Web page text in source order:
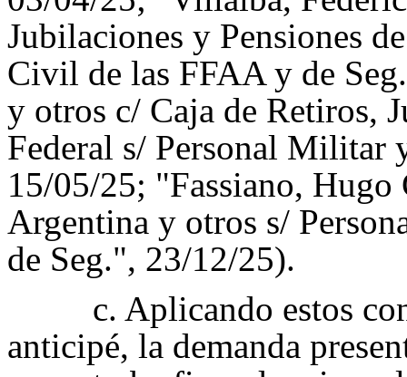
Jubilaciones y Pensiones
Civil de las FFAA y de
y otros c/ Caja de Retiros,
Federal s/ Personal Militar
15/05/25; "Fassiano, Hugo
Argentina y otros s/
de Seg.", 23/12/25).
c. Aplicando estos
anticipé, la demanda